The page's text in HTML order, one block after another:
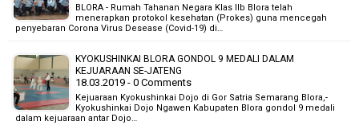
BLORA - Rumah Tahanan Negara Klas IIb Blora telah
menerapkan protokol kesehatan (Prokes) guna mencegah
penyebaran Corona Virus Desease (Covid-19) di…
KYOKUSHINKAI BLORA GONDOL 9 MEDALI DALAM
KEJUARAAN SE-JATENG
18.03.2019 - 0 Comments
Kejuaraan Kyokushinkai Dojo di Gor Satria Semarang Blora,-
Kyokushinkai Dojo Ngawen Kabupaten Blora gondol 9 medali
dalam kejuaraan antar Dojo…